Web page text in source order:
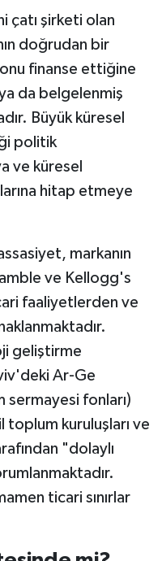
çatı şirketi olan
doğrudan bir
finanse ettiğine
da belgelenmiş
Büyük küresel
politik
ve küresel
hitap etmeye
markanın
ve Kellogg's
faaliyetlerden ve
geliştirme
Ar-Ge
sermayesi fonları)
toplum kuruluşları ve
"dolaylı
ticari sınırlar